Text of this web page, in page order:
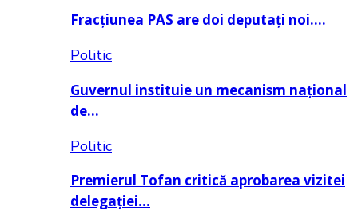
Fracțiunea PAS are doi deputați noi….
Politic
Guvernul instituie un mecanism național
de…
Politic
Premierul Tofan critică aprobarea vizitei
delegației…